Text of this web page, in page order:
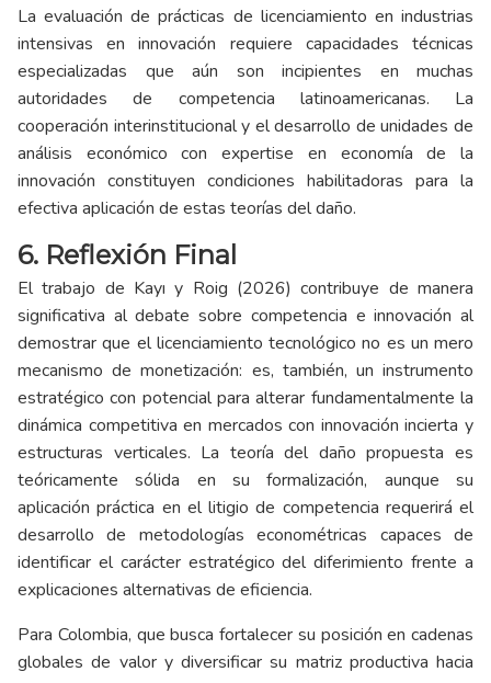
La evaluación de prácticas de licenciamiento en industrias
intensivas en innovación requiere capacidades técnicas
especializadas que aún son incipientes en muchas
autoridades de competencia latinoamericanas. La
cooperación interinstitucional y el desarrollo de unidades de
análisis económico con expertise en economía de la
innovación constituyen condiciones habilitadoras para la
efectiva aplicación de estas teorías del daño.
6. Reflexión Final
El trabajo de Kayı y Roig (2026) contribuye de manera
significativa al debate sobre competencia e innovación al
demostrar que el licenciamiento tecnológico no es un mero
mecanismo de monetización: es, también, un instrumento
estratégico con potencial para alterar fundamentalmente la
dinámica competitiva en mercados con innovación incierta y
estructuras verticales. La teoría del daño propuesta es
teóricamente sólida en su formalización, aunque su
aplicación práctica en el litigio de competencia requerirá el
desarrollo de metodologías econométricas capaces de
identificar el carácter estratégico del diferimiento frente a
explicaciones alternativas de eficiencia.
Para Colombia, que busca fortalecer su posición en cadenas
globales de valor y diversificar su matriz productiva hacia